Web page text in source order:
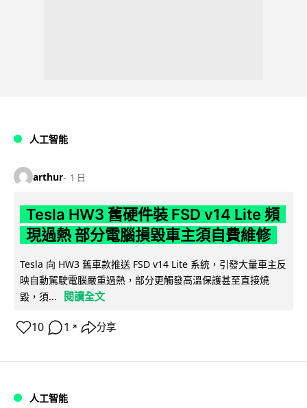
人工智能
arthur 1 日
Tesla HW3 舊硬件裝 FSD v14 Lite 頻
現過熱 部分電腦損毀車主須自費維修
Tesla 向 HW3 舊車款推送 FSD v14 Lite 系統，引發大量車主反
映自動駕駛電腦嚴重過熱，部分更觸發高溫保護甚至直接燒
毀，須...
閱讀全文
10 1 ↗ 分享
人工智能